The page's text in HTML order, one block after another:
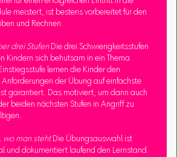
meistert, ist bestens vorbereitet für den
und Rechnen.
drei StufenDie drei Schwierigkeitsstufen
Kindern sich behutsam in ein Thema
lernen die Kinder den
der Übung auf einfachste
garantiert. Das motiviert, um dann auch
beiden nächsten Stufen in Angriff zu
wo man stehtDie Übungsauswahl ist
und dokumentiert laufend den Lernstand.